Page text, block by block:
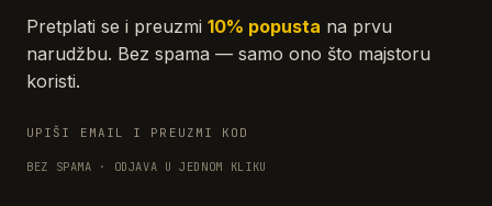
Pretplati se i preuzmi 10% popusta na prvu
narudžbu. Bez spama — samo ono što majstoru
koristi.
UPIŠI EMAIL I PREUZMI KOD
BEZ SPAMA · ODJAVA U JEDNOM KLIKU